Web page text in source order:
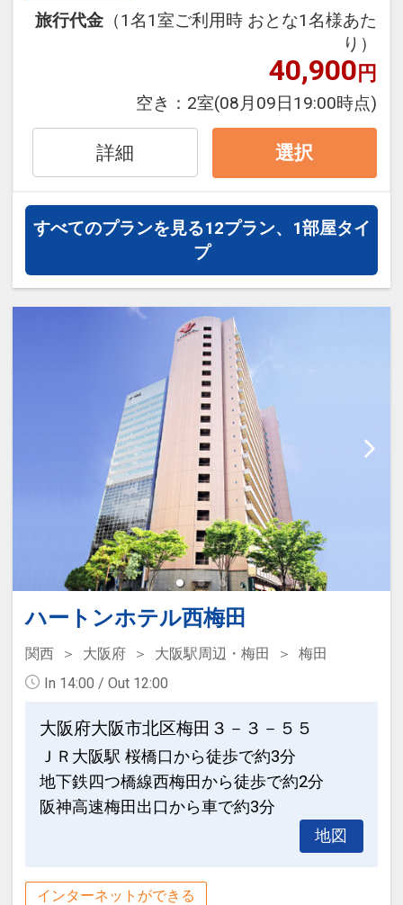
一であることが割引適用の条件となりま
す。
朝食内容について ※朝食付の場合
◆和洋ブッフェ【ル・プレジール】
◆洋食ブッフェ または 洋食セット【ロ
ンド】
◆和定食【和食うおまん】
※レストランは状況により営業していな
い場合がございます。 ※朝食内容は状況
により変更となる場合があります。
設定期間：2026年10月1日～2027年3月
インターネットコース番号：DP-1-
早期予約限定！３０日前までのご予約が
※本プランは３０日前までの受付限定で
２９日前以降の宿泊条件の変更（部屋、
人数、おとな・こどもの内訳、食事条
件・内容 等）はできません。
「食事なしプラン」と「朝食付プラン」
をご用意しています。
●「食事なしプラン」と「朝食付プラ
※ご覧のページの【食事条件】
めのうえ、ご予約にお進みください。
設定期間：2026年4月1日～2027年3月
インターネットコース番号：DP-1-
17414592
旅行代金 （1名1室ご利用時 おとな1名様あた
り）
40,900円
空き： 2室(08月09日19:00時点)
詳細 選択
すべてのプランを見る12プラン、1部屋タイ
プ
ハートンホテル西梅田
関西 大阪府 大阪駅周辺・梅田
梅田
In 14:00 / Out 12:00
大阪府大阪市北区梅田３－３－５５
ＪＲ大阪駅 桜橋口から徒歩で約3分
地下鉄四つ橋線西梅田から徒歩で約2分
阪神高速梅田出口から車で約3分
地図
インターネットができる